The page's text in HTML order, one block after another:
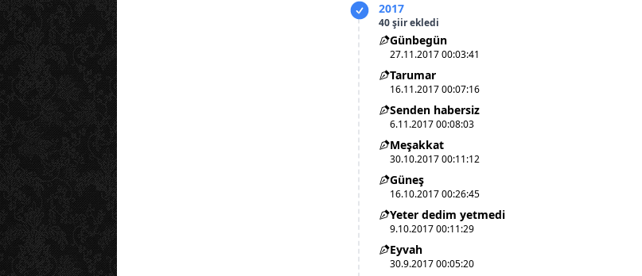
2017
40 şiir ekledi
Günbegün
27.11.2017 00:03:41
Tarumar
16.11.2017 00:07:16
Senden habersiz
6.11.2017 00:08:03
Meşakkat
30.10.2017 00:11:12
Güneş
16.10.2017 00:26:45
Yeter dedim yetmedi
9.10.2017 00:11:29
Eyvah
30.9.2017 00:05:20